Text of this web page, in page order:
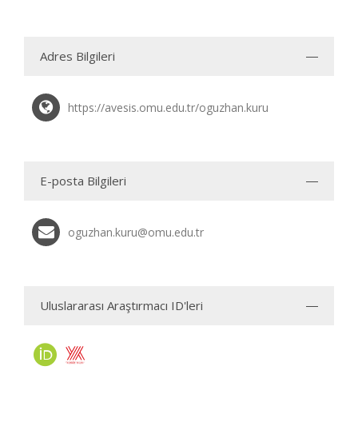
Adres Bilgileri
https://avesis.omu.edu.tr/oguzhan.kuru
E-posta Bilgileri
oguzhan.kuru@omu.edu.tr
Uluslararası Araştırmacı ID'leri